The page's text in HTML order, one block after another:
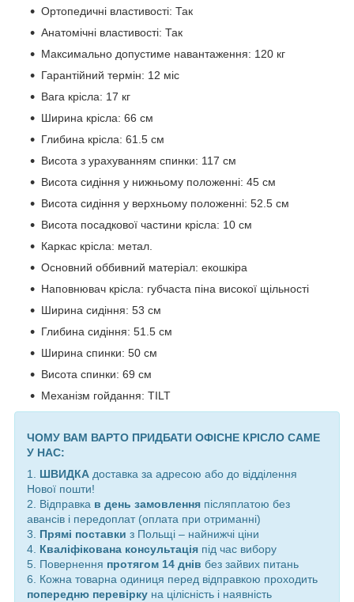
Ортопедичні властивості: Так
Анатомічні властивості: Так
Максимально допустиме навантаження: 120 кг
Гарантійний термін: 12 міс
Вага крісла: 17 кг
Ширина крісла: 66 см
Глибина крісла: 61.5 см
Висота з урахуванням спинки: 117 см
Висота сидіння у нижньому положенні: 45 см
Висота сидіння у верхньому положенні: 52.5 см
Висота посадкової частини крісла: 10 см
Каркас крісла: метал.
Основний оббивний матеріал: екошкіра
Наповнювач крісла: губчаста піна високої щільності
Ширина сидіння: 53 см
Глибина сидіння: 51.5 см
Ширина спинки: 50 см
Висота спинки: 69 см
Механізм гойдання: TILT
ЧОМУ ВАМ ВАРТО ПРИДБАТИ ОФІСНЕ КРІСЛО САМЕ
У НАС:
1. ШВИДКА доставка за адресою або до відділення
Нової пошти!
2. Відправка в день замовлення післяплатою без
авансів і передоплат (оплата при отриманні)
3. Прямі поставки з Польщі – найнижчі ціни
4. Кваліфікована консультація під час вибору
5. Повернення протягом 14 днів без зайвих питань
6. Кожна товарна одиниця перед відправкою проходить
попередню перевірку на цілісність і наявність